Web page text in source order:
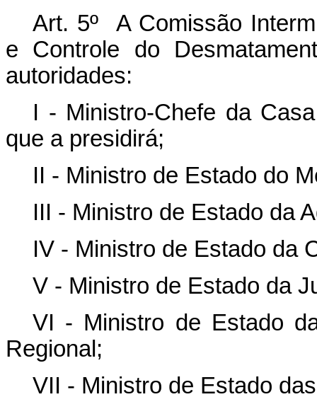
Art. 5º A Comissão
e Controle do
autoridades:
I - Ministro-Chefe da
que a presidirá;
II - Ministro de Estado do
III - Ministro de Estado da
IV - Ministro de Estado da
V - Ministro de Estado da
VI - Ministro de Estado
Regional;
VII - Ministro de Estado